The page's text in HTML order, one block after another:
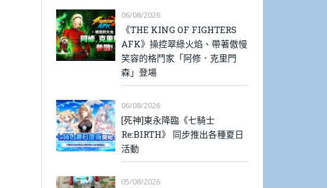
06/08/2026
《THE KING OF FIGHTERS
AFK》操控翠綠火焰、帶著傲慢
笑容的格鬥家「阿修．克里門
森」登場
06/08/2026
[死神]東永降臨《七騎士
Re:BIRTH》 同步推出各種夏日
活動
05/08/2026